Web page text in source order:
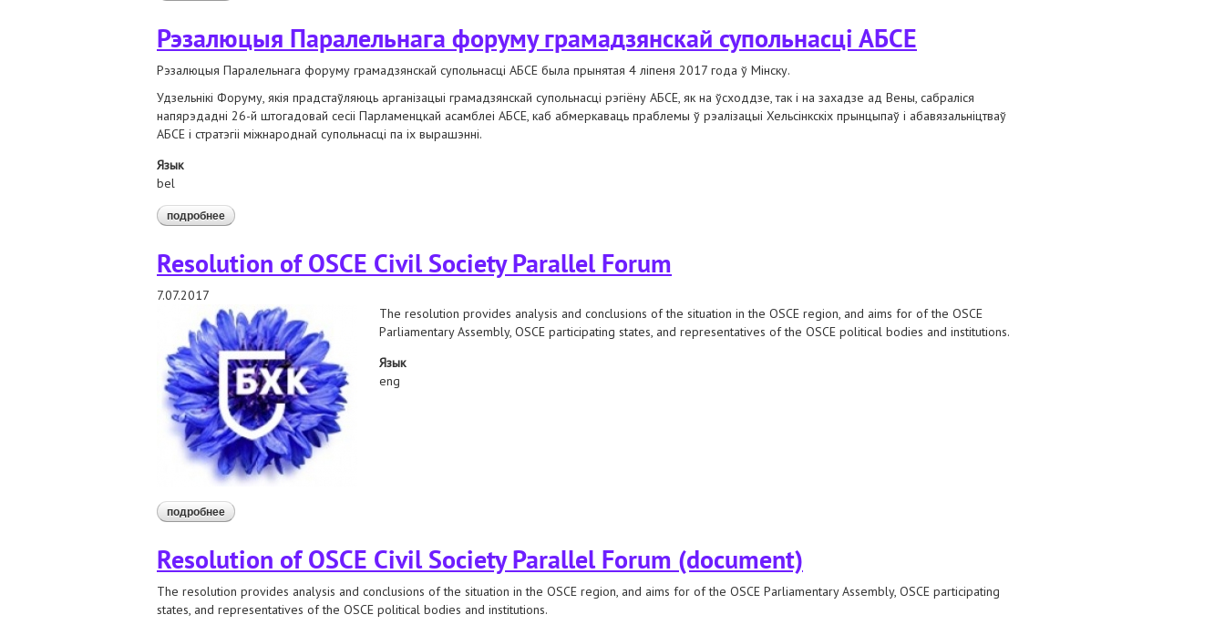
Рэзалюцыя Паралельнага форуму грамадзянскай супольнасці АБСЕ
Рэзалюцыя Паралельнага форуму грамадзянскай супольнасці АБСЕ была прынятая 4 ліпеня 2017 года ў Мінску.
Удзельнікі Форуму, якія прадстаўляюць арганізацыі грамадзянскай супольнасці рэгіёну АБСЕ, як на ўсходдзе, так і на захадзе ад Вены, сабраліся
напярэдадні 26-й штогадовай сесіі Парламенцкай асамблеі АБСЕ, каб абмеркаваць праблемы ў рэалізацыі Хельсінкскіх прынцыпаў і абавязальніцтваў
АБСЕ і стратэгіі міжнароднай супольнасці па іх вырашэнні.
Язык
bel
подробнее о рэзалюцыя паралельнага форуму грамадзянскай супольнасці абсе
Resolution of OSCE Civil Society Parallel Forum
7.07.2017
The resolution provides analysis and conclusions of the situation in the OSCE region, and aims for of the OSCE
Parliamentary Assembly, OSCE participating states, and representatives of the OSCE political bodies and institutions.
Язык
eng
подробнее о resolution of osce civil society parallel forum
Resolution of OSCE Civil Society Parallel Forum (document)
The resolution provides analysis and conclusions of the situation in the OSCE region, and aims for of the OSCE Parliamentary Assembly, OSCE participating
states, and representatives of the OSCE political bodies and institutions.